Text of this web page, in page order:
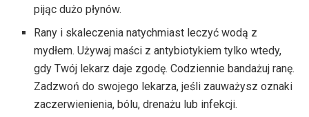
pijąc dużo płynów.
Rany i skaleczenia natychmiast leczyć wodą z
mydłem. Używaj maści z antybiotykiem tylko wtedy,
gdy Twój lekarz daje zgodę. Codziennie bandażuj ranę.
Zadzwoń do swojego lekarza, jeśli zauważysz oznaki
zaczerwienienia, bólu, drenażu lub infekcji.